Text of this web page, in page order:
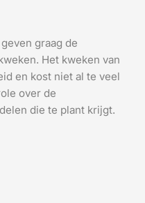
graag de
Het kweken van
en kost niet al te veel
over de
die te plant krijgt.